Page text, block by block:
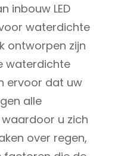
inbouw LED
waterdichte
ontworpen zijn
waterdichte
ervoor dat uw
alle
u zich
over regen,